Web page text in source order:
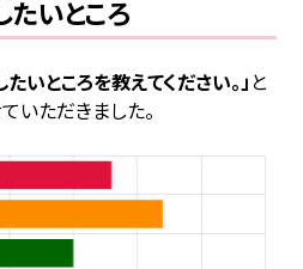
いところ
いところを教えてください。」 と
いただきました。